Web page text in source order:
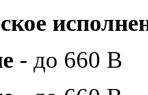
- до 660 В